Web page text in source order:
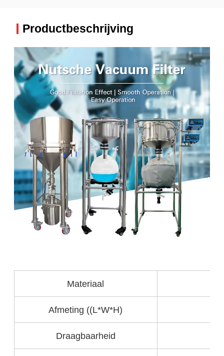
Productbeschrijving
Materiaal
Afmeting ((L*W*H)
Draagbaarheid